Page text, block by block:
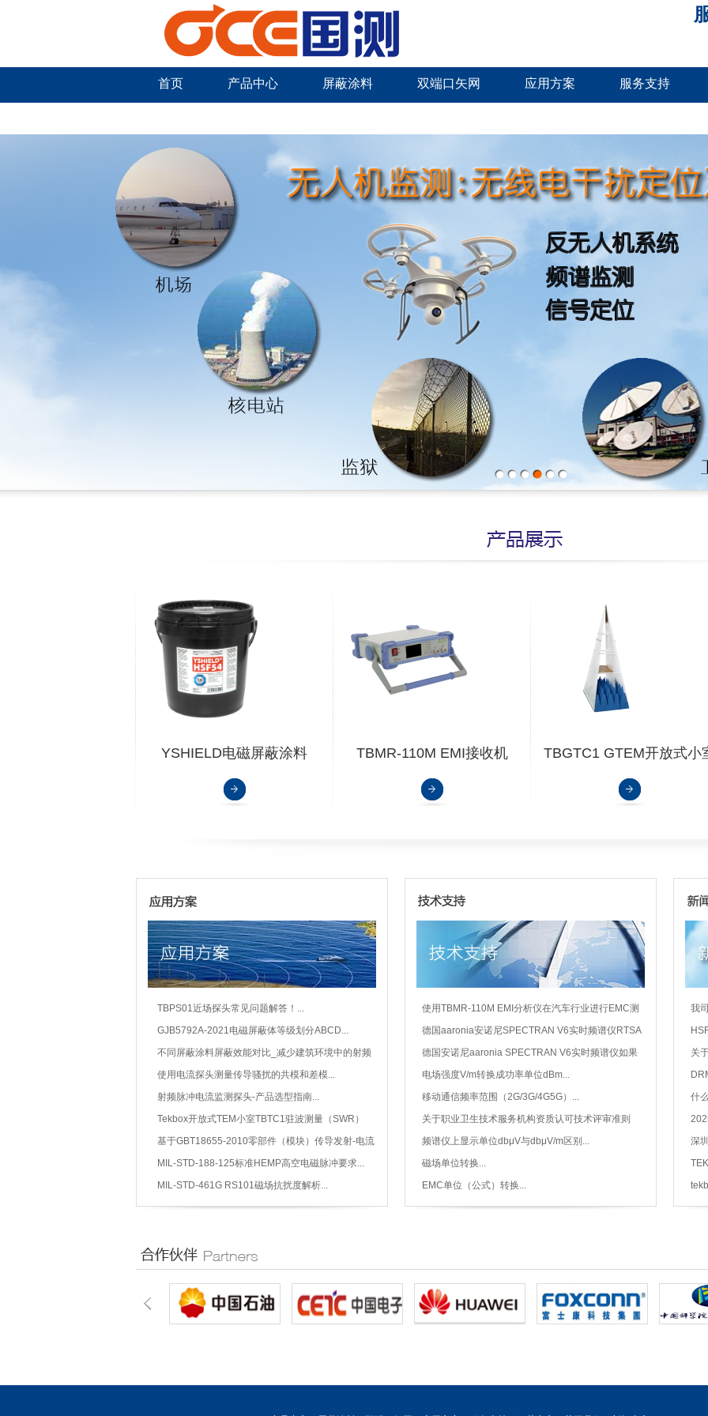
首页 产品中心 屏蔽涂料 双端口矢网 应用方案 服务支持
YSHIELD电磁屏蔽涂料
TBMR-110M EMI接收机 TBGTC1 GTEM开放式小
TBPS01近场探头常见问题解答！...
GJB5792A-2021电磁屏蔽体等级划分ABCD...
不同屏蔽涂料屏蔽效能对比_减少建筑环境中的射频
辐射：建筑和屏蔽材料（EN）...
使用电流探头测量传导骚扰的共模和差模...
射频脉冲电流监测探头-产品选型指南...
Tekbox开放式TEM小室TBTC1驻波测量（SWR）
300K-9HGz...
基于GBT18655-2010零部件（模块）传导发射-电流
法测试方案...
MIL-STD-188-125标准HEMP高空电磁脉冲要求...
MIL-STD-461G RS101磁场抗扰度解析...
使用TBMR-110M EMI分析仪在汽车行业进行EMC测
量...
德国aaronia安诺尼SPECTRAN V6实时频谱仪RTSA
软件如果进行频谱解压缩处理...
德国安诺尼aaronia SPECTRAN V6实时频谱仪如果
通过matlab使用...
电场强度V/m转换成功率单位dBm...
移动通信频率范围（2G/3G/4G5G）...
关于职业卫生技术服务机构资质认可技术评审准则
（征求意见稿）设备要求电磁场部分解读...
频谱仪上显示单位dbμV与dbμV/m区别...
磁场单位转换...
EMC单位（公式）转换...
我
电
关
什
深